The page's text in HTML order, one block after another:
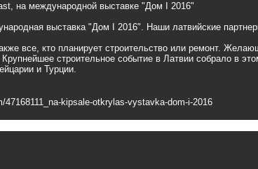
на международной выставке "Дом I 2016"
выставка "Дом I 2016". Наши латвийские
все, кто планирует строительство или ремонт.
строительное событие в Латвии собрало в
и Турции.
47168111_na-kipsale-otkrylas-vystavka-dom-i-2016